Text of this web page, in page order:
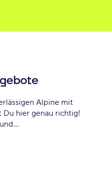
Alpine mit
hier genau richtig!
zu fahren. Genieße